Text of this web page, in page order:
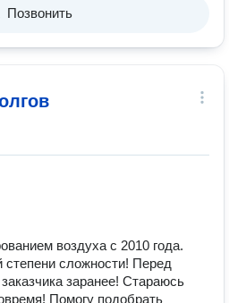
Позвонить
воздуха с 2010 года.
сложности! Перед
заранее! Стараюсь
Помогу подобрать